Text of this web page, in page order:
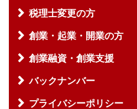
税理士変更の方
創業・起業・開業の方
創業融資・創業支援
バックナンバー
プライバシーポリシー